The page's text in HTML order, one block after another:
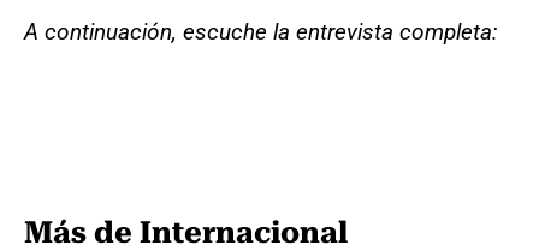
A continuación, escuche la entrevista completa:
Más de Internacional